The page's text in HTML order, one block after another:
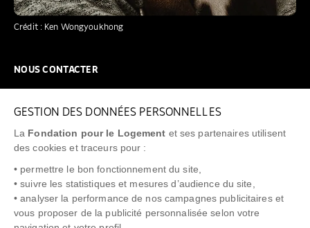
GESTION DES DONNÉES PERSONNELLES
La Fondation pour le Logement et ses partenaires utilisent
des cookies et traceurs pour :
• permettre le bon fonctionnement du site,
• suivre les statistiques et mesures d’audience du site,
• analyser la performance de nos campagnes publicitaires et
vous proposer de la publicité personnalisée selon votre
Crédit : Ken Wongyoukhong
NOUS CONTACTER
FAQ
NEWSLETTER
"Allô Prévention Expulsion" 0805 299 049